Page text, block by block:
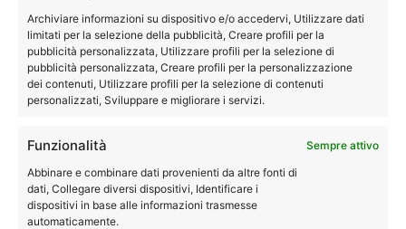
Archiviare informazioni su dispositivo e/o accedervi, Utilizzare dati
limitati per la selezione della pubblicità, Creare profili per la
pubblicità personalizzata, Utilizzare profili per la selezione di
pubblicità personalizzata, Creare profili per la personalizzazione
dei contenuti, Utilizzare profili per la selezione di contenuti
personalizzati, Sviluppare e migliorare i servizi.
Funzionalità
Sempre attivo
Abbinare e combinare dati provenienti da altre fonti di
dati, Collegare diversi dispositivi, Identificare i
dispositivi in base alle informazioni trasmesse
automaticamente.